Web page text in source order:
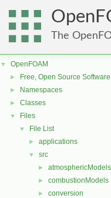
The
▼ OpenFOAM
► Free, Open Source
► Namespaces
► Classes
▼ Files
▼ File List
► applications
▼ src
► atmosphericModels
► combustionModels
► conversion